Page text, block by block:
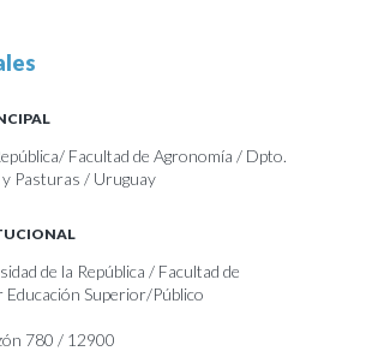
Facultad de Agronomía / Dpto.
Pasturas / Uruguay
de la República / Facultad de
Superior/Público
780 / 12900